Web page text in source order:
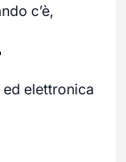
c’è,
elettronica